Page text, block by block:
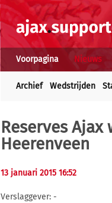
Voorpagina Nieuws
Archief Wedstrijden
Reserves
Heerenveen
13 januari 2015 16:52
Verslaggever: -